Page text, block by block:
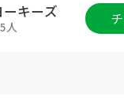
キーズ
人